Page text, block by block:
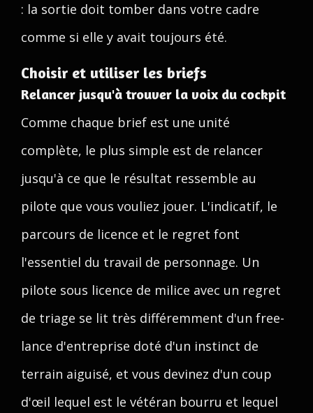
: la sortie doit tomber dans votre cadre
comme si elle y avait toujours été.
Choisir et utiliser les briefs
Relancer jusqu'à trouver la voix du cockpit
Comme chaque brief est une unité
complète, le plus simple est de relancer
jusqu'à ce que le résultat ressemble au
pilote que vous vouliez jouer. L'indicatif, le
parcours de licence et le regret font
l'essentiel du travail de personnage. Un
pilote sous licence de milice avec un regret
de triage se lit très différemment d'un free-
lance d'entreprise doté d'un instinct de
terrain aiguisé, et vous devinez d'un coup
d'œil lequel est le vétéran bourru et lequel